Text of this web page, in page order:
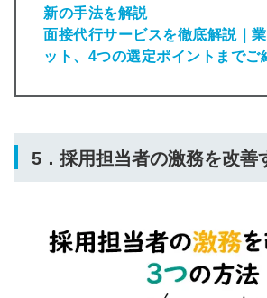
新の手法を解説
面接代行サービスを徹底解説｜
ット、4つの選定ポイントまでご
5．採用担当者の激務を改善